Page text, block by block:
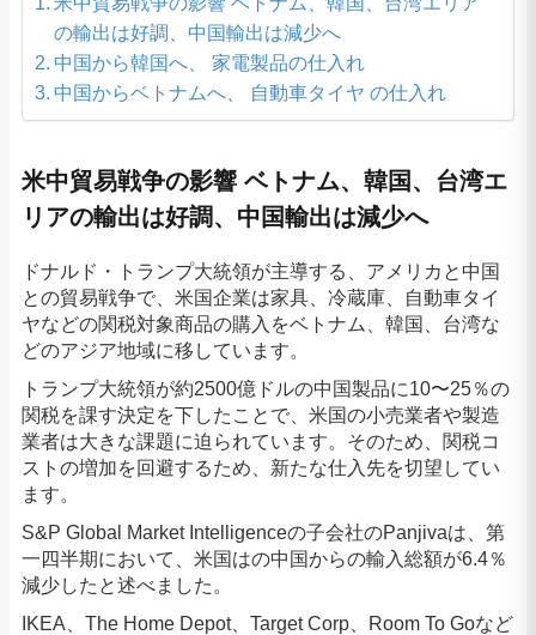
の輸出は好調、中国輸出は減少へ
中国から韓国へ、 家電製品の仕入れ
中国からベトナムへ、 自動車タイヤ の仕入れ
米中貿易戦争の影響 ベトナム、韓国、台湾エ
リアの輸出は好調、中国輸出は減少へ
ドナルド・トランプ大統領が主導する、アメリカと中国
との貿易戦争で、米国企業は家具、冷蔵庫、自動車タイ
ヤなどの関税対象商品の購入をベトナム、韓国、台湾な
どのアジア地域に移しています。
トランプ大統領が約2500億ドルの中国製品に10〜25％の
関税を課す決定を下したことで、米国の小売業者や製造
業者は大きな課題に迫られています。そのため、関税コ
ストの増加を回避するため、新たな仕入先を切望してい
ます。
S&P Global Market Intelligenceの子会社のPanjivaは、第
一四半期において、米国はの中国からの輸入総額が6.4％
減少したと述べました。
IKEA、The Home Depot、Target Corp、Room To Goなど